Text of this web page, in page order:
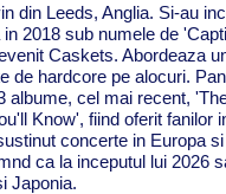
din Leeds, Anglia. Si-au
2018 sub numele de
Caskets. Abordeaza
de hardcore pe alocuri.
albume, cel mai recent,
Know', fiind oferit fanilor
concerte in Europa
ca la inceputul lui 2026
Japonia.